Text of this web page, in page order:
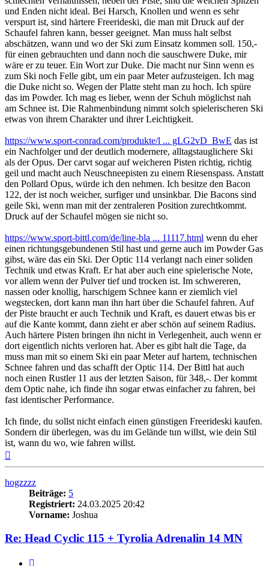
und Enden nicht ideal. Bei Harsch, Knollen und wenn es sehr
verspurt ist, sind härtere Freerideski, die man mit Druck auf der
Schaufel fahren kann, besser geeignet. Man muss halt selbst
abschätzen, wann und wo der Ski zum Einsatz kommen soll. 150,-
für einen gebrauchten und dann noch die sauschwere Duke, mir
wäre er zu teuer. Ein Wort zur Duke. Die macht nur Sinn wenn es
zum Ski noch Felle gibt, um ein paar Meter aufzusteigen. Ich mag
die Duke nicht so. Wegen der Platte steht man zu hoch. Ich spüre
das im Powder. Ich mag es lieber, wenn der Schuh möglichst nah
am Schnee ist. Die Rahmenbindung nimmt solch spielerischeren Ski
etwas von ihrem Charakter und ihrer Leichtigkeit.
https://www.sport-conrad.com/produkte/l ... gLG2vD_BwE das ist
ein Nachfolger und der deutlich modernere, alltagstauglichere Ski
als der Opus. Der carvt sogar auf weicheren Pisten richtig, richtig
geil und macht auch Neuschneepisten zu einem Riesenspass. Anstatt
den Pollard Opus, würde ich den nehmen. Ich besitze den Bacon
122, der ist noch weicher, surfiger und unsinkbar. Die Bacons sind
geile Ski, wenn man mit der zentraleren Position zurechtkommt.
Druck auf der Schaufel mögen sie nicht so.
https://www.sport-bittl.com/de/line-bla ... 11117.html wenn du eher
einen richtungsgebundenen Stil hast und gerne auch im Powder Gas
gibst, wäre das ein Ski. Der Optic 114 verlangt nach einer soliden
Technik und etwas Kraft. Er hat aber auch eine spielerische Note,
vor allem wenn der Pulver tief und trocken ist. Im schwereren,
nassen oder knollig, harschigem Schnee kann er ziemlich viel
wegstecken, dort kann man ihn hart über die Schaufel fahren. Auf
der Piste braucht er auch Technik und Kraft, es dauert etwas bis er
auf die Kante kommt, dann zieht er aber schön auf seinem Radius.
Auch härtere Pisten bringen ihn nicht in Verlegenheit, auch wenn er
dort eigentlich nichts verloren hat. Aber es gibt halt die Tage, da
muss man mit so einem Ski ein paar Meter auf hartem, technischen
Schnee fahren und das schafft der Optic 114. Der Bittl hat auch
noch einen Rustler 11 aus der letzten Saison, für 348,-. Der kommt
dem Optic nahe, ich finde ihn sogar etwas einfacher zu fahren, bei
fast identischer Performance.
Ich finde, du sollst nicht einfach einen günstigen Freerideski kaufen.
Sondern dir überlegen, was du im Gelände tun willst, wie dein Stil
ist, wann du wo, wie fahren willst.
hogzzzz
Beiträge: 5
Registriert: 24.03.2025 20:42
Vorname: Joshua
Re: Head Cyclic 115 + Tyrolia Adrenalin 14 MN